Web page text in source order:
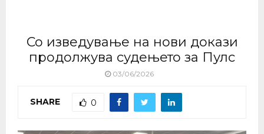
Со изведување на нови докази
продолжува судењето за Пулс
03/06/2026
SHARE 0